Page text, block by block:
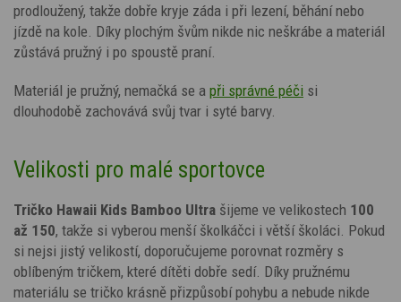
prodloužený, takže dobře kryje záda i při lezení, běhání nebo
jízdě na kole. Díky plochým švům nikde nic neškrábe a materiál
zůstává pružný i po spoustě praní.
Materiál je pružný, nemačká se a při správné péči si
dlouhodobě zachovává svůj tvar i syté barvy.
Velikosti pro malé sportovce
Tričko Hawaii Kids Bamboo Ultra šijeme ve velikostech 100
až 150, takže si vyberou menší školkáčci i větší školáci. Pokud
si nejsi jistý velikostí, doporučujeme porovnat rozměry s
oblíbeným tričkem, které dítěti dobře sedí. Díky pružnému
materiálu se tričko krásně přizpůsobí pohybu a nebude nikde